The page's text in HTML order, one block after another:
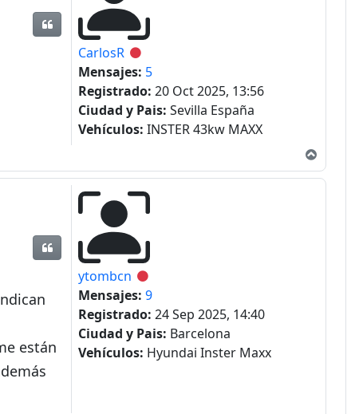
CarlosR Desconectado
Mensajes: 5
Registrado: 20 Oct 2025, 13:56
Ciudad y Pais: Sevilla España
Vehículos: INSTER 43kw MAXX
Citar
ytombcn Desconectado
Mensajes: 9
Registrado: 24 Sep 2025, 14:40
Ciudad y Pais: Barcelona
Vehículos: Hyundai Inster Maxx
Citar
están